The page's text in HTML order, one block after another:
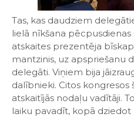
Tas, kas daudziem
lielā nīkšana pēcpusdienas
atskaites prezentēja
mantzinis, uz apspriešanu
delegāti. Viņiem bija
dalībnieki. Citos kongresos
atskaitījās nodaļu vadītāji.
laiku pavadīt, kopā